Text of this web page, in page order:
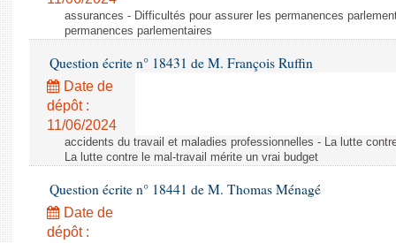
assurances - Difficultés pour assurer les permanences
permanences parlementaires
Question écrite n° 18431 de M. François Ruffin
Date de
dépôt :
11/06/2024
accidents du travail et maladies professionnelles - La lutte
La lutte contre le mal-travail mérite un vrai budget
Question écrite n° 18441 de M. Thomas Ménagé
Date de
dépôt :